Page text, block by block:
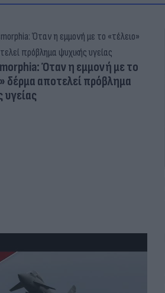
Όταν η εμμονή με το
δέρμα αποτελεί πρόβλημα
υγείας